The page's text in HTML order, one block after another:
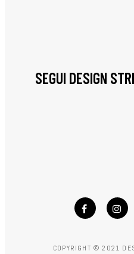
SEGUI DESIGN
COPYRIGHT © 2021